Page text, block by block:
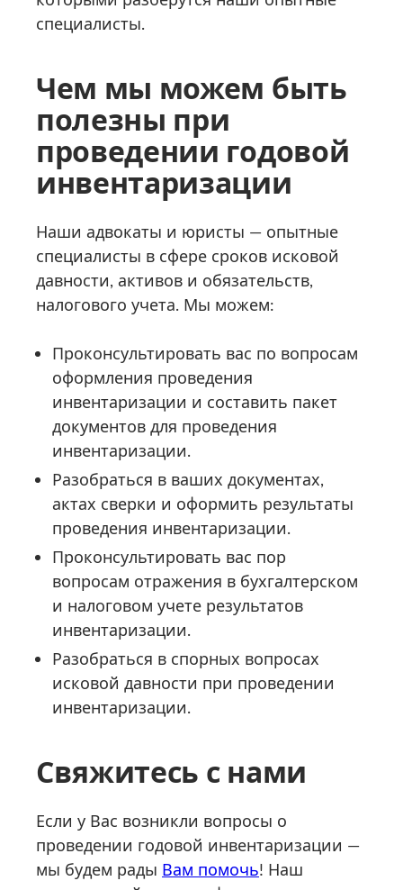
специалисты.
Чем мы можем быть
полезны при
проведении годовой
инвентаризации
Наши адвокаты и юристы — опытные
специалисты в сфере сроков исковой
давности, активов и обязательств,
налогового учета. Мы можем:
Проконсультировать вас по вопросам
оформления проведения
инвентаризации и составить пакет
документов для проведения
инвентаризации.
Разобраться в ваших документах,
актах сверки и оформить результаты
проведения инвентаризации.
Проконсультировать вас пор
вопросам отражения в бухгалтерском
и налоговом учете результатов
инвентаризации.
Разобраться в спорных вопросах
исковой давности при проведении
инвентаризации.
Свяжитесь с нами
Если у Вас возникли вопросы о
проведении годовой инвентаризации —
мы будем рады Вам помочь! Наш